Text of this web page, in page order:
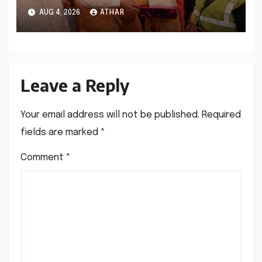
आस्था का अद्भुत संगम…
AUG 4, 2026 ATHAR
Leave a Reply
Your email address will not be published. Required
fields are marked *
Comment *